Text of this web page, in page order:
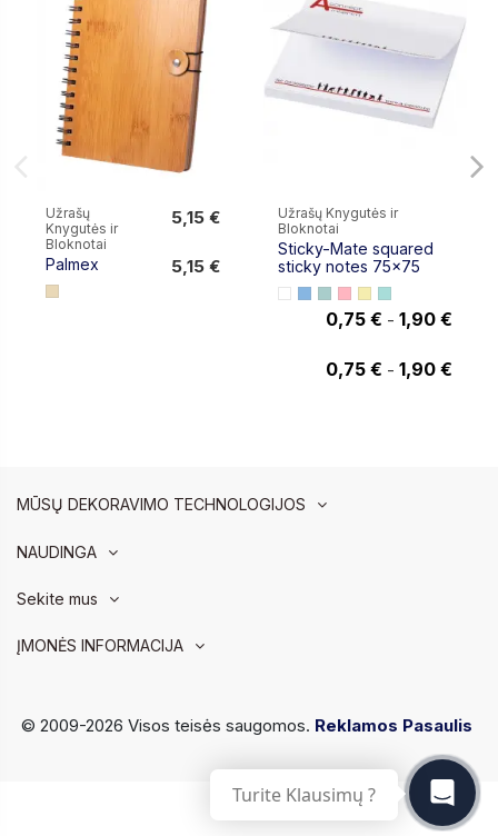
Užrašų
Knygutės ir
Bloknotai
Palmex
5,15 €
5,15 €
Užrašų Knygutės ir
Bloknotai
Sticky-Mate squared
sticky notes 75x75
0,75 € - 1,90 €
0,75 € - 1,90 €
MŪSŲ DEKORAVIMO TECHNOLOGIJOS
NAUDINGA
Sekite mus
ĮMONĖS INFORMACIJA
© 2009-2026 Visos teisės saugomos. Reklamos Pasaulis
Turite Klausimų ?